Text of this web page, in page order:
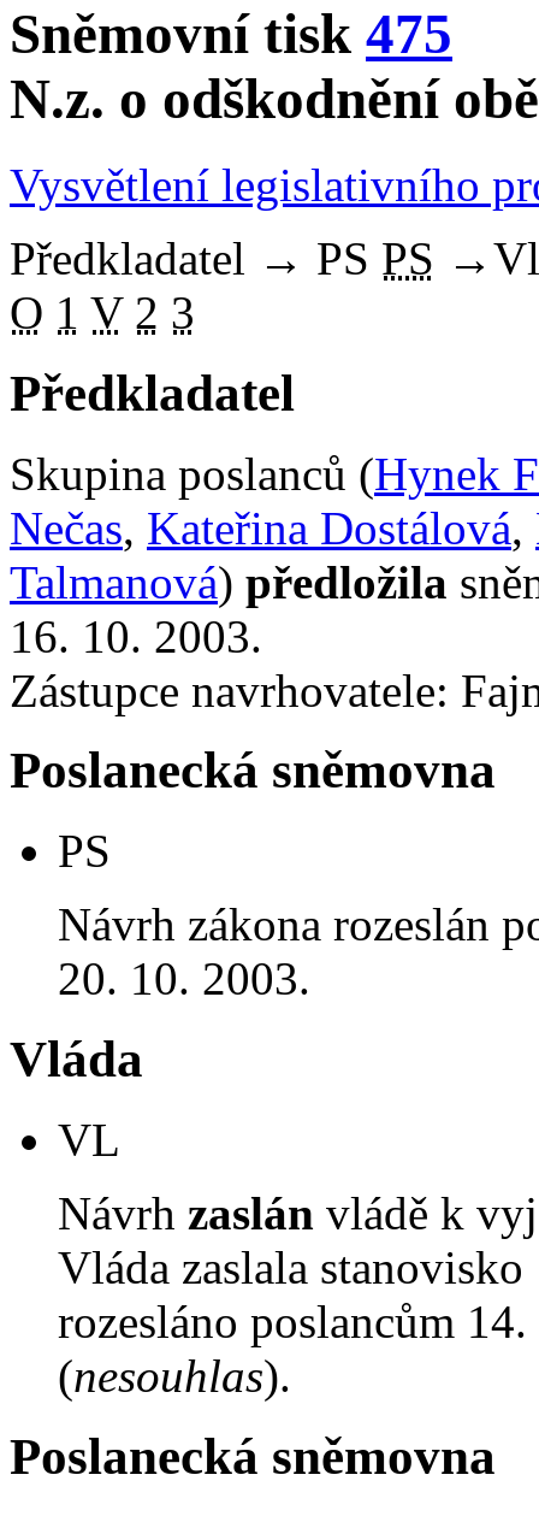
Sněmovní tisk 475
N.z. o odškodnění
Vysvětlení legislativního
Předkladatel → PS PS →
O 1 V 2 3
Předkladatel
Skupina poslanců (Hynek
Nečas, Kateřina Dostálová,
Talmanová) předložila
16. 10. 2003.
Zástupce navrhovatele:
Poslanecká sněmovna
PS
Návrh zákona rozeslán
20. 10. 2003.
Vláda
VL
Návrh zaslán vládě k
Vláda zaslala
rozesláno poslancům
(nesouhlas).
Poslanecká sněmovna